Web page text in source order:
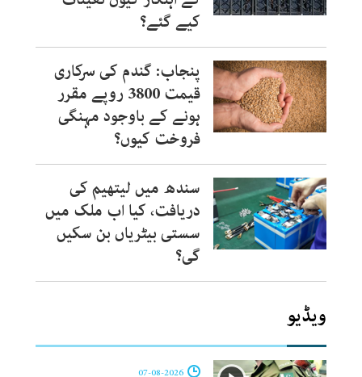
کیے گئے؟
پنجاب: گندم کی سرکاری
قیمت 3800 روپے مقرر
ہونے کے باوجود مہنگی
فروخت کیوں؟
سندھ میں لیتھیم کی
دریافت، کیا اب ملک میں
سستی بیٹریاں بن سکیں
گی؟
ویڈیو